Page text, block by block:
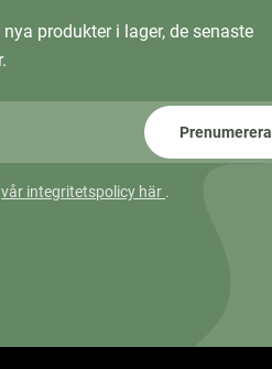
produkter i lager, de senaste
Prenumerera
vår integritetspolicy här .